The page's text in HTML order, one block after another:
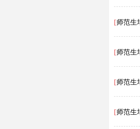
[师范生
[师范生
[师范生
[师范生